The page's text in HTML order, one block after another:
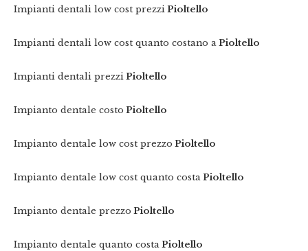
Impianti dentali low cost prezzi Pioltello
Impianti dentali low cost quanto costano a Pioltello
Impianti dentali prezzi Pioltello
Impianto dentale costo Pioltello
Impianto dentale low cost prezzo Pioltello
Impianto dentale low cost quanto costa Pioltello
Impianto dentale prezzo Pioltello
Impianto dentale quanto costa Pioltello